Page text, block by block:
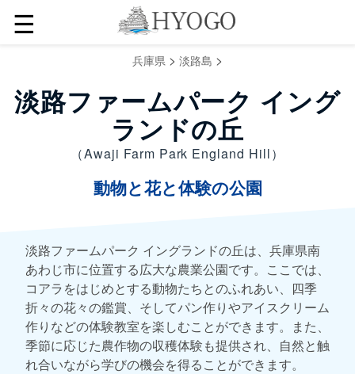
☰
兵庫県 > 淡路島 >
淡路ファームパーク イング
ランドの丘
（Awaji Farm Park England Hill）
動物と花と体験の公園
淡路ファームパーク イングランドの丘は、兵庫県南
あわじ市に位置する広大な農業公園です。ここでは、
コアラをはじめとする動物たちとのふれあい、四季
折々の花々の鑑賞、そしてパン作りやアイスクリーム
作りなどの体験教室を楽しむことができます。また、
季節に応じた農作物の収穫体験も提供され、自然と触
れ合いながら学びの機会を得ることができます。